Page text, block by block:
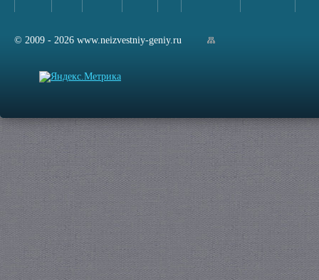
© 2009 - 2026 www.neizvestniy-geniy.ru
сайта